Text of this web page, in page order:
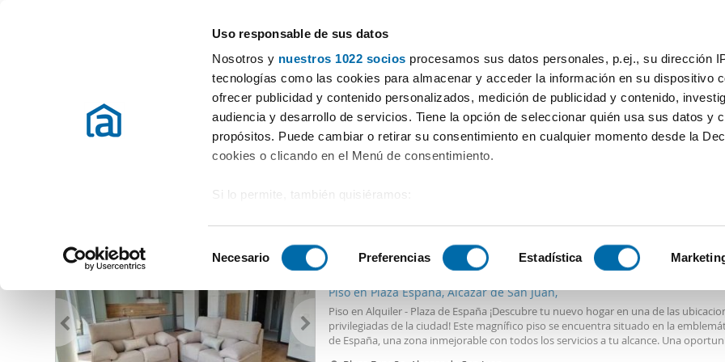
Uso responsable de sus datos
Nosotros y nuestros 1022 socios procesamos sus datos personales, p.ej., su dirección
tecnologías como las cookies para almacenar y acceder la información en su dispositivo
ofrecer publicidad y contenido personalizados, medición de publicidad y contenido,
audiencia y desarrollo de servicios. Tiene la opción de seleccionar quién usa sus datos y
propósitos. Puede cambiar o retirar su consentimiento en cualquier momento desde la
cookies o clicando en el Menú de consentimiento.
Si lo permite, también quisiéramos:
Identificar su dispositivo analizándolo activamente para buscar características
Obtenga más información sobre cómo se procesan sus datos personales y establezca sus
preferencias en la
sección de datos. Puede cambiar o retirar su consentimiento en
en la Declaración de cookies.
e
c
Necesario Preferencias Estadística
Habitaciones Más filtros - 1
Alquiler pisos Ciudad Real Alquiler Pisos Almaden
(0 viviendas)
2 1 Hab 1 Baño
Piso en Plaza España, Alcazar de San Juan,
Piso en Alquiler - Plaza de España ¡Descubre tu nuevo hogar en una de las
privilegiadas de la ciudad! Este magnífico piso se encuentra situado en la
de España, una zona inmejorable con todos los servicios a tu alcance. Una